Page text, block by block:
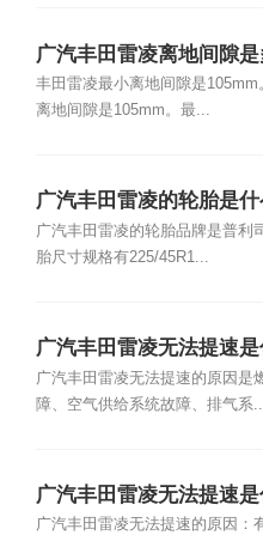
广汽丰田雷凌离地间隙是
丰田雷凌最小离地间隙是
离地间隙是105mm。最...
广汽丰田雷凌的轮胎是什
广汽丰田雷凌的轮胎品牌是普利
胎尺寸规格有225/45R1...
广汽丰田雷凌无法提速是
广汽丰田雷凌无法提速的原因是
障、空气供给系统故障、排气系...
广汽丰田雷凌无法提速是
广汽丰田雷凌无法提速的原因：